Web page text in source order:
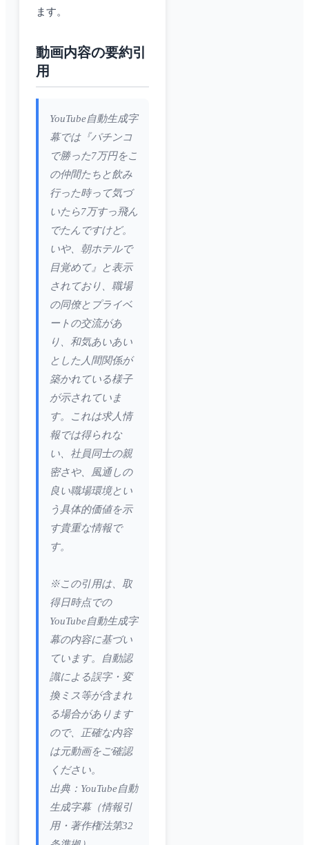
ます。
動画内容の要約引
用
YouTube自動生成字
幕では『パチンコ
で勝った7万円をこ
の仲間たちと飲み
行った時って気づ
いたら7万すっ飛ん
でたんですけど。
いや、朝ホテルで
目覚めて』と表示
されており、職場
の同僚とプライベ
ートの交流があ
り、和気あいあい
とした人間関係が
築かれている様子
が示されていま
す。これは求人情
報では得られな
い、社員同士の親
密さや、風通しの
良い職場環境とい
う具体的価値を示
す貴重な情報で
す。
※この引用は、取
得日時点での
YouTube自動生成字
幕の内容に基づい
ています。自動認
識による誤字・変
換ミス等が含まれ
る場合があります
ので、正確な内容
は元動画をご確認
ください。
出典：YouTube自動
生成字幕（情報引
用・著作権法第32